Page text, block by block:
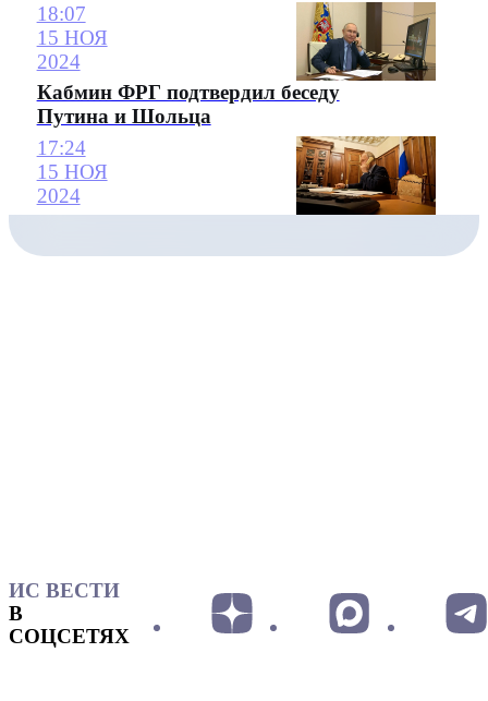
18:07
15 НОЯ
2024
Кабмин ФРГ подтвердил беседу
Путина и Шольца
17:24
15 НОЯ
2024
ИС ВЕСТИ
В
СОЦСЕТЯХ